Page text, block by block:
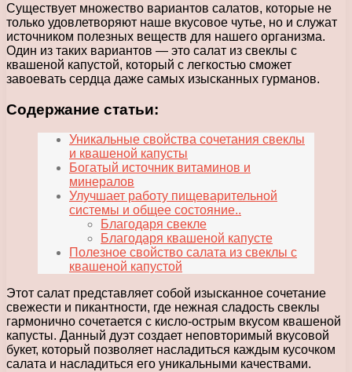
Существует множество вариантов салатов, которые не
только удовлетворяют наше вкусовое чутье, но и служат
источником полезных веществ для нашего организма.
Один из таких вариантов — это салат из свеклы с
квашеной капустой, который с легкостью сможет
завоевать сердца даже самых изысканных гурманов.
Содержание статьи:
Уникальные свойства сочетания свеклы
и квашеной капусты
Богатый источник витаминов и
минералов
Улучшает работу пищеварительной
системы и общее состояние..
Благодаря свекле
Благодаря квашеной капусте
Полезное свойство салата из свеклы с
квашеной капустой
Этот салат представляет собой изысканное сочетание
свежести и пикантности, где нежная сладость свеклы
гармонично сочетается с кисло-острым вкусом квашеной
капусты. Данный дуэт создает неповторимый вкусовой
букет, который позволяет насладиться каждым кусочком
салата и насладиться его уникальными качествами.